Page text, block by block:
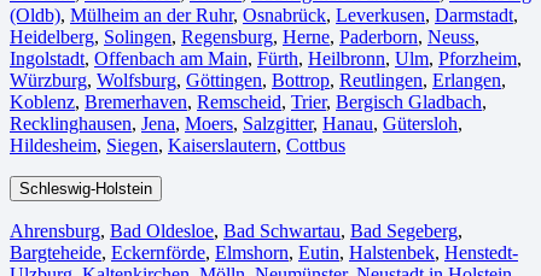
(Oldb), Mülheim an der Ruhr, Osnabrück⁠, Leverkusen, Darmstadt⁠,
Heidelberg, Solingen, Regensburg, Herne⁠, Paderborn, Neuss,
Ingolstadt, Offenbach am Main, Fürth⁠, Heilbronn, Ulm⁠, Pforzheim,
Würzburg, Wolfsburg⁠, Göttingen, Bottrop, Reutlingen, Erlangen⁠,
Koblenz, Bremerhaven⁠, Remscheid, Trier⁠, Bergisch Gladbach,
Recklinghausen, Jena⁠, Moers⁠, Salzgitter⁠, Hanau, Gütersloh,
Hildesheim⁠, Siegen⁠, Kaiserslautern⁠, Cottbus⁠
Schleswig-Holstein
Ahrensburg, Bad Oldesloe, Bad Schwartau, Bad Segeberg,
Bargteheide, Eckernförde, Elmshorn, Eutin, Halstenbek, Henstedt-